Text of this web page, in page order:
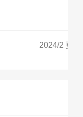
2024/2 更新